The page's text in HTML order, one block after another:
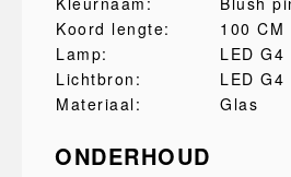
Koord lengte:
100 CM
Lamp:
LED G4
Lichtbron:
LED G4
Materiaal:
Glas
ONDERHOUD